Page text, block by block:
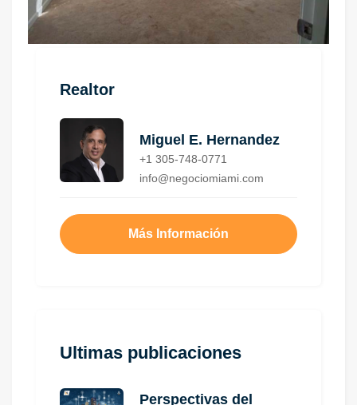
Realtor
Miguel E. Hernandez
+1 305-748-0771
info@negociomiami.com
Más Información
Ultimas publicaciones
Perspectivas del